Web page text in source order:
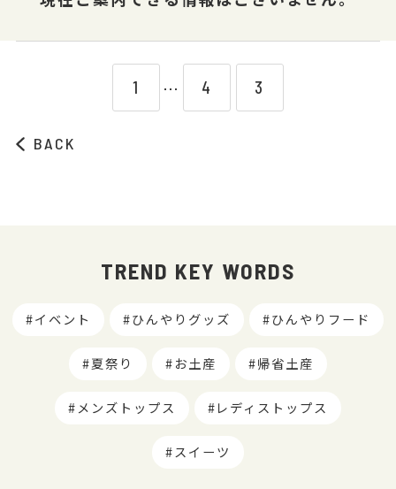
BACK
1 ⋯ 4 3
TREND KEY WORDS
イベント ひんやりグッズ ひんやりフード
夏祭り お土産 帰省土産
メンズトップス レディストップス
スイーツ